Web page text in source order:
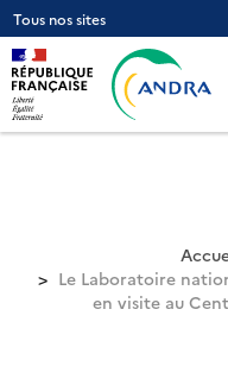
Aller
au
contenu
principal
Tous nos sites
Le Laboratoire
en visite au